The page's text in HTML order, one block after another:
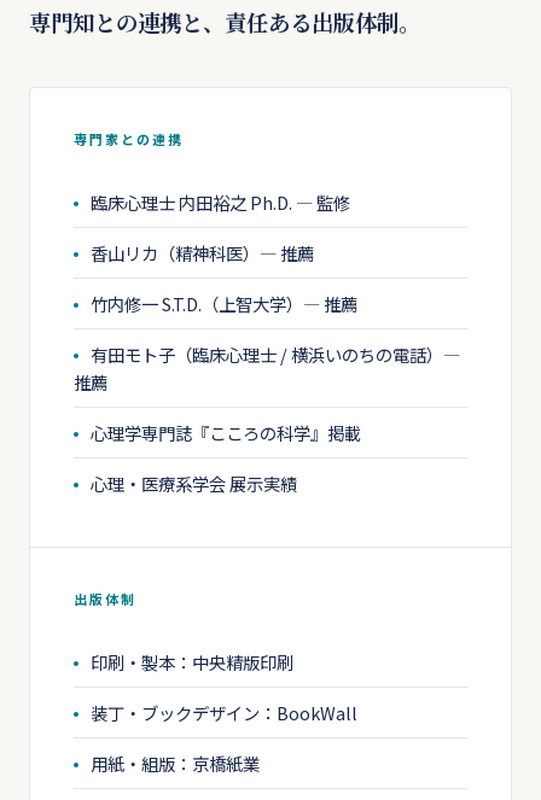
専門知との連携と、責任ある出版体制。
専門家との連携
臨床心理士 内田裕之 Ph.D. — 監修
香山リカ（精神科医）— 推薦
竹内修一 S.T.D.（上智大学）— 推薦
有田モト子（臨床心理士 / 横浜いのちの電話）—
推薦
心理学専門誌『こころの科学』掲載
心理・医療系学会 展示実績
出版体制
印刷・製本：中央精版印刷
装丁・ブックデザイン：BookWall
用紙・組版：京橋紙業